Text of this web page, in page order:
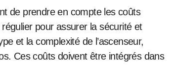
de prendre en compte les coûts
pour assurer la sécurité et
et la complexité de l’ascenseur,
Ces coûts doivent être intégrés dans